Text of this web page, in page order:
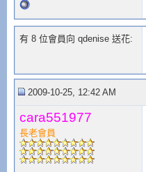
有 8 位會員向 qdenise 送花:
2009-10-25, 12:42 AM
cara551977
長老會員